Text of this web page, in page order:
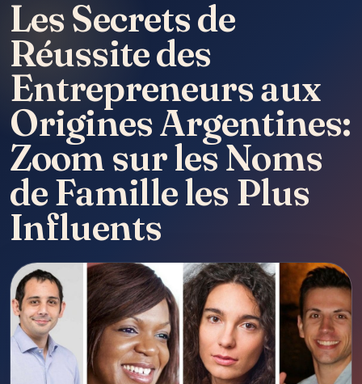
Les Secrets de
Réussite des
Entrepreneurs aux
Origines Argentines:
Zoom sur les Noms
de Famille les Plus
Influents